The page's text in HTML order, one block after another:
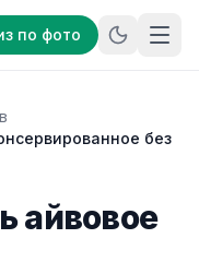
по фото
без
айвовое